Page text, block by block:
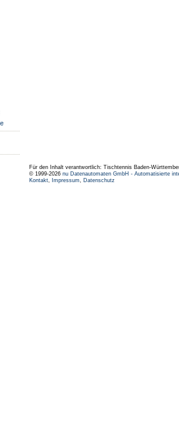
Für den Inhalt verantwortlich: Tischtennis Baden-
© 1999-2026 nu Datenautomaten GmbH - Automatisierte
Kontakt, Impressum, Datenschutz